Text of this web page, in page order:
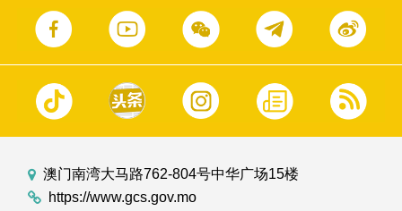
澳门南湾大马路762-804号中华广场15楼
https://www.gcs.gov.mo